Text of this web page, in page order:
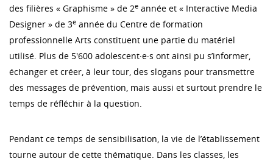
des filières « Graphisme » de 2e année et « Interactive Media
Designer » de 3e année du Centre de formation
professionnelle Arts constituent une partie du matériel
utilisé. Plus de 5'600 adolescent·e·s ont ainsi pu s’informer,
échanger et créer, à leur tour, des slogans pour transmettre
des messages de prévention, mais aussi et surtout prendre le
temps de réfléchir à la question.
Pendant ce temps de sensibilisation, la vie de l’établissement
tourne autour de cette thématique. Dans les classes, les